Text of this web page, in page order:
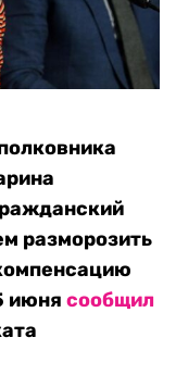
разморозить
июня сообщил